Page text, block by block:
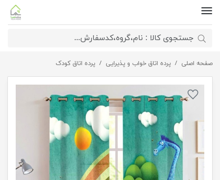
صفحه اصلی پرده اتاق خواب و پذیرایی پرده اتاق کودک پرده اتاق کودک طرح زرافه آبی